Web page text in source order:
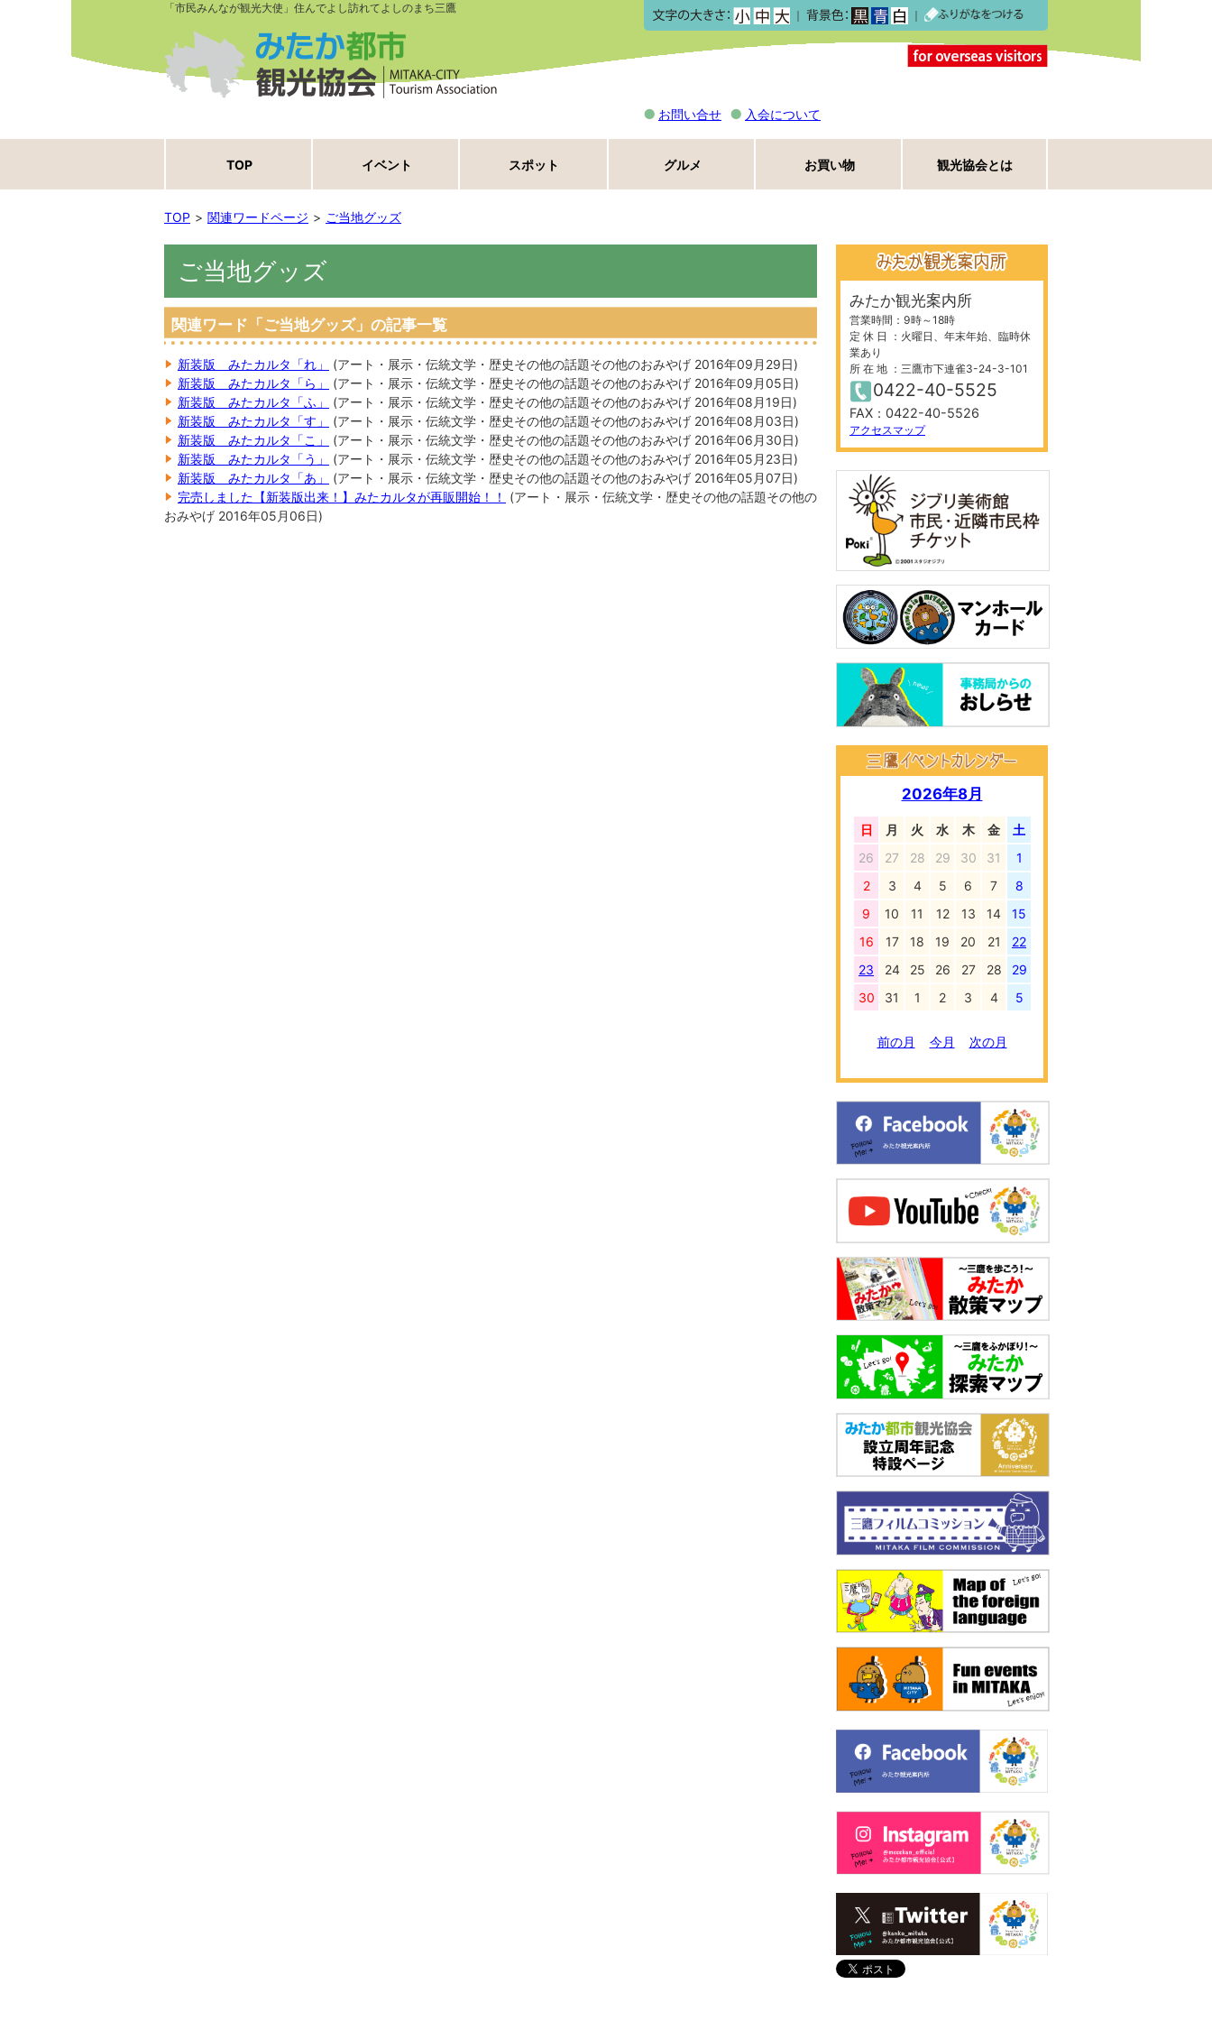
「市民みんなが観光大使」住んでよし訪れてよしのまち三鷹
｜ ｜
お問い合せ 入会について
TOP イベント スポット グルメ お買い物 観光協会とは
TOP 関連ワードページ ご当地グッズ
ご当地グッズ
関連ワード「ご当地グッズ」の記事一覧
新装版 みたカルタ「れ」 (アート・展示・伝統文学・歴史その他の話題その他のおみやげ 2016年09月29日)
新装版 みたカルタ「ら」
(アート・展示・伝統文学・歴史その他の話題その他のおみやげ 2016年09月05日)
新装版 みたカルタ「ふ」
(アート・展示・伝統文学・歴史その他の話題その他のおみやげ 2016年08月19日)
新装版 みたカルタ「す」
(アート・展示・伝統文学・歴史その他の話題その他のおみやげ 2016年08月03日)
新装版 みたカルタ「こ」
(アート・展示・伝統文学・歴史その他の話題その他のおみやげ 2016年06月30日)
新装版 みたカルタ「う」
(アート・展示・伝統文学・歴史その他の話題その他のおみやげ 2016年05月23日)
新装版 みたカルタ「あ」
(アート・展示・伝統文学・歴史その他の話題その他のおみやげ 2016年05月07日)
完売しました【新装版出来！】みたカルタが再販開始！！
(アート・展示・伝統文学・歴史その他の話題その他の
おみやげ 2016年05月06日)
みたか観光案内所
営業時間：9時～18時
定 休 日 ：火曜日、年末年始、臨時休
業あり
所 在 地 ：三鷹市下連雀3-24-3-101
0422-40-5525
FAX：0422-40-5526
アクセスマップ
2026年8月
日 月 火 水 木 金
土
26
27 28 29 30 31
1
2
3 4 5 6 7
8
9
10 11 12 13 14
15
16
17 18 19 20 21
22
23
24 25 26 27 28
29
30
31 1 2 3 4 5
前の月 今月 次の月